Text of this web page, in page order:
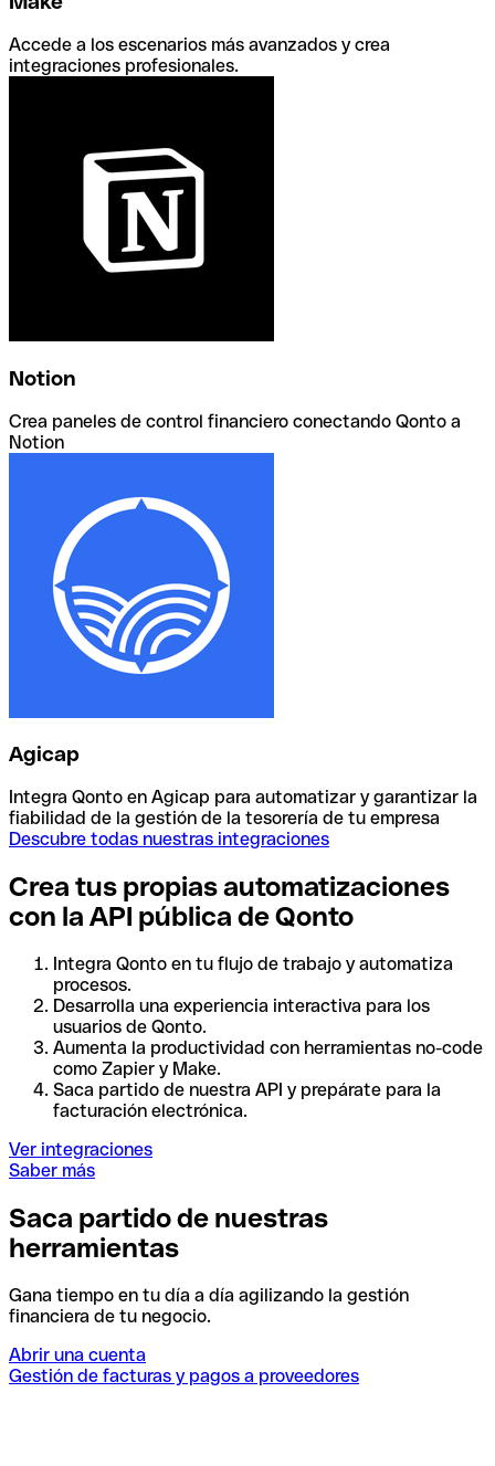
Accede a los escenarios más avanzados y crea
integraciones profesionales.
Notion
Crea paneles de control financiero conectando Qonto a
Notion
Agicap
Integra Qonto en Agicap para automatizar y garantizar la
fiabilidad de la gestión de la tesorería de tu empresa
Descubre todas nuestras integraciones
Crea tus propias automatizaciones
con la API pública de Qonto
Integra Qonto en tu flujo de trabajo y automatiza
procesos.
Desarrolla una experiencia interactiva para los
usuarios de Qonto.
Aumenta la productividad con herramientas no-code
como Zapier y Make.
Saca partido de nuestra API y prepárate para la
facturación electrónica.
Ver integraciones
Saber más
Saca partido de nuestras
herramientas
Gana tiempo en tu día a día agilizando la gestión
financiera de tu negocio.
Abrir una cuenta
Gestión de facturas y pagos a proveedores